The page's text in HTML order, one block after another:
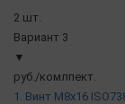
2 шт.
Вариант 3
▼
руб./комлпект.
1. Винт М8х16